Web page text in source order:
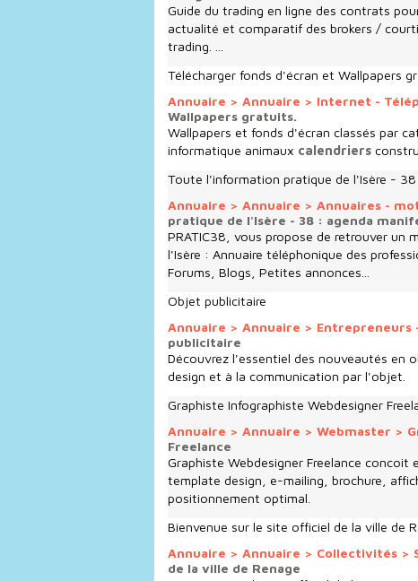
Guide du trading en ligne des contrats
actualité et comparatif des brokers /
trading. ...
Télécharger fonds d'écran et Wallpapers
Annuaire > Annuaire > Internet -
Wallpapers gratuits.
Wallpapers et fonds d'écran classés par
informatique animaux calendriers
Toute l'information pratique de l'Isère -
Annuaire > Annuaire > Annuaires -
pratique de l'Isère - 38 : agenda
PRATIC38, vous propose de retrouver un
l'Isère : Annuaire téléphonique des
Forums, Blogs, Petites annonces...
Objet publicitaire
Annuaire > Annuaire > Entrepreneurs
publicitaire
Découvrez l'essentiel des nouveautés en
design et à la communication par l'objet.
Graphiste Infographiste Webdesigner
Annuaire > Annuaire > Webmaster >
Freelance
Graphiste Webdesigner Freelance
template design, e-mailing, brochure,
positionnement optimal.
Bienvenue sur le site officiel de la ville de
Annuaire > Annuaire > Collectivités >
de la ville de Renage